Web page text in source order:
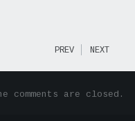
PREV NEXT
are closed.